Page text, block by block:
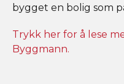
bygget en bolig som
Trykk her for å lese
Byggmann.